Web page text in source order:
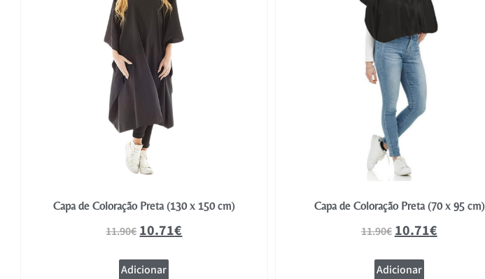
Capa de Coloração Preta (130 x 150 cm)
11.90€10.71€
Adicionar
Capa de Coloração Preta (70 x 95 cm)
11.90€10.71€
Adicionar